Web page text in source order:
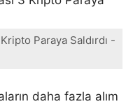
Paraya Saldırdı -
daha fazla alım